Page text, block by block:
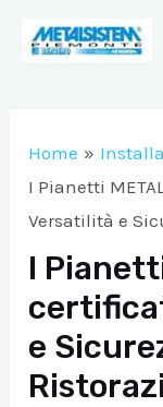
Home
I Pianetti
Versatilità e
I
e
DISATTIVA
DISATTIVA
DISATTIVA